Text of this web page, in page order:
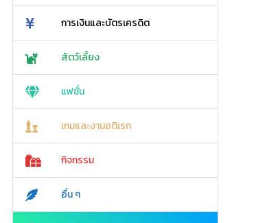
การเงินและบัตรเครดิต
สัตว์เลี้ยง
แฟชั่น
เกมและงานอดิเรก
กิจกรรม
อื่น ๆ